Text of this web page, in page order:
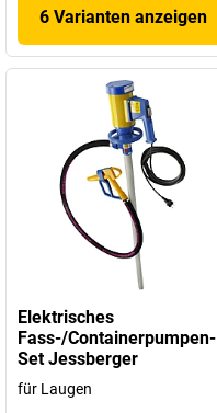
6 Varianten anzeigen
Elektrisches
Fass-/Containerpumpen-
Set Jessberger
für Laugen